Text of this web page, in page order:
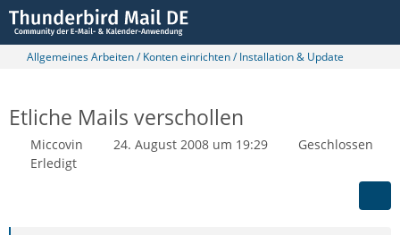
Allgemeines Arbeiten / Konten einrichten / Installation & Update
Etliche Mails verschollen
Miccovin 24. August 2008 um 19:29
Geschlossen
Erledigt